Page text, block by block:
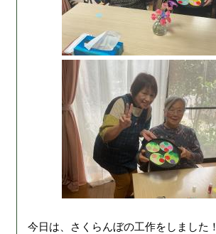
今日は、さくらんぼの工作をしました！